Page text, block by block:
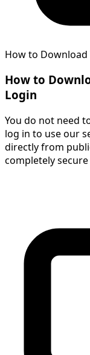
How to
How to
Login
You do not need
log in to use our
directly from
completely